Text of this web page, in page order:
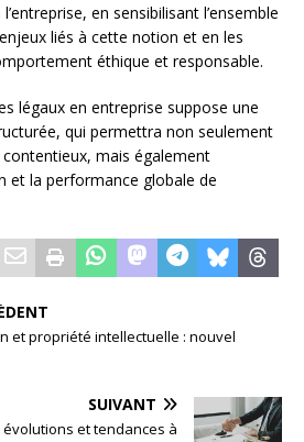
en sensibilisant l’ensemble
liés à cette notion et en les
éthique et responsable.
légaux en entreprise suppose une
qui permettra non seulement
contentieux, mais également
et la performance globale de
et propriété intellectuelle : nouvel
SUIVANT
et tendances à